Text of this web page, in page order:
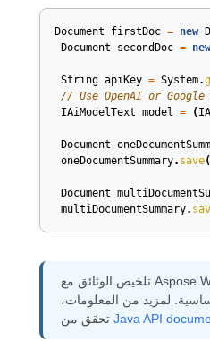
Document firstDoc = new
Document
secondDoc = new
String apiKey = System.
// Use OpenAI or
IAiModelText model = (
Document
oneDocumentSummary. save(
Document
multiDocumentSummary.
تلخيص الوثائق مع Aspose.Words يوفر الوقت ويساعدك
لمزيد من المعلومات،
تحقق من Java API